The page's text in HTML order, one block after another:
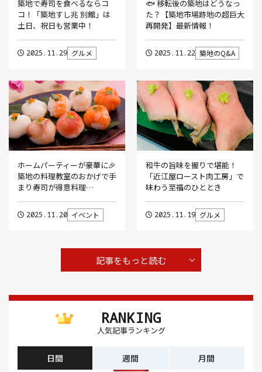
築地で寿司を食べるならコ
コ！「築地すし兆 別館」は
土日、祝日も営業中！
2025.11.29 グルメ
🐟 移転後の築地はどうなっ
た？【築地市場跡地の超巨大
再開発】最新情報！
2025.11.22 築地のQ&A
ホームパーティーが豪華に🎉
築地の料理教室のおかげで手
まり寿司が得意料理…
2025.11.20 イベント
和牛の旨味を握りで堪能！
「近江屋ロースト肉工房」で
味わう至福のひととき
2025.11.19 グルメ
記事をもっと読む
RANKING
人気記事ランキング
日間 週間 月間